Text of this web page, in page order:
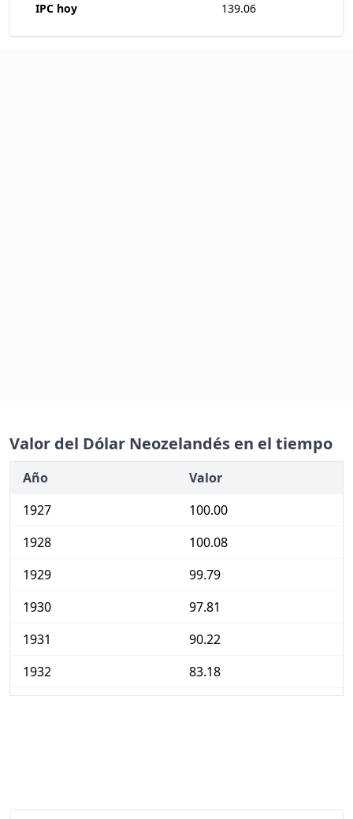
IPC hoy
139.06
Valor del Dólar Neozelandés en el tiempo
Año
Valor
1927
100.00
1928
100.08
1929
99.79
1930
97.81
1931
90.22
1932
83.18